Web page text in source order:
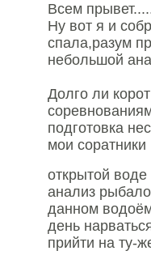
Всем
Ну вот я и
спала,разум
небольшой
Долго ли
подготовка
мои
открытой
анализ
данном
день
прийти на ту-